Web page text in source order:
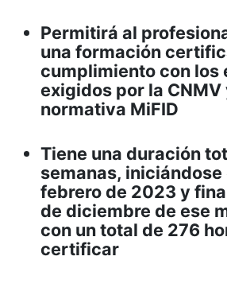
Permitirá al
una formación
cumplimiento con los
exigidos por la CNMV
normativa MiFID
Tiene una duración
semanas, iniciándose
febrero de 2023 y
de diciembre de ese
con un total de 276
certificar